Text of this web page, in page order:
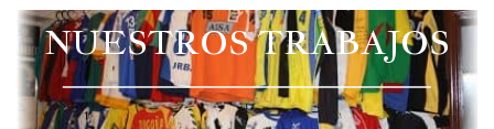
NUESTROS TRABAJOS